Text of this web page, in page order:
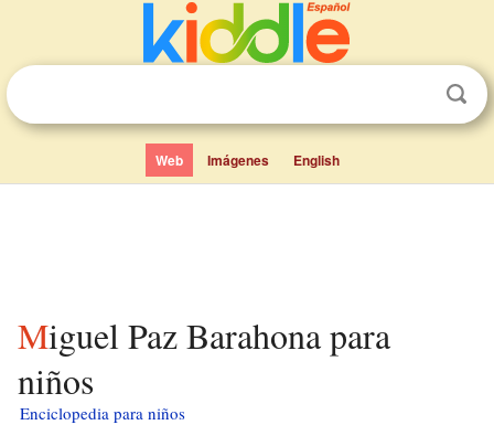
Web Imágenes English
Miguel Paz Barahona para
niños
Enciclopedia para niños